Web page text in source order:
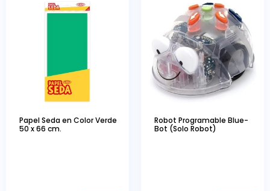
Papel Seda en Color Verde
50 x 66 cm.
Robot Programable Blue-
Bot (Solo Robot)